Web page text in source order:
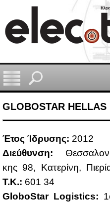
GLOBOSTAR HELLAS
Έτος Ίδρυ­σης: 2012
Διεύ­θυν­ση:
κης 98, Κα­τε­ρί­νη,
Τ.Κ.: 601 34
GloboStar Logistics: